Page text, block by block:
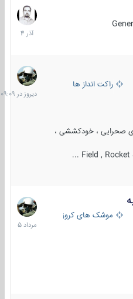
7
آذر
1404
راکت انداز ها
صحرایی ، خودکششی ،
Field ,
دیروز
در
09:09
موشک های کروز
2
مرداد
1405